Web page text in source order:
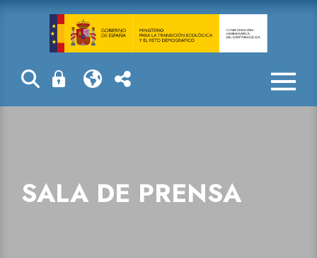
La
SALA DE PRENSA